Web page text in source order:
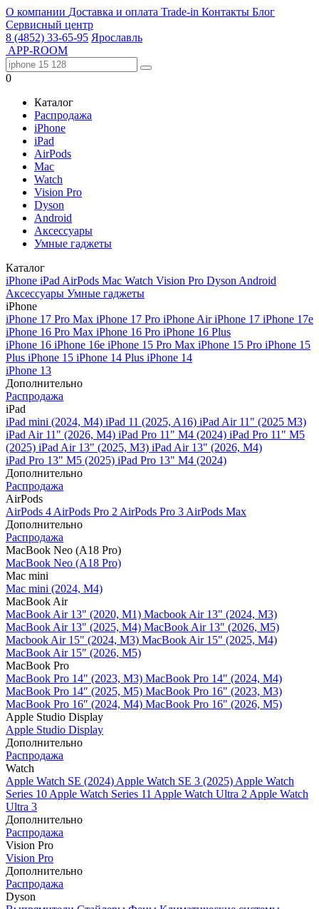
О компании Доставка и оплата Trade-in Контакты Блог
Сервисный центр
8 (4852) 33-65-95 Ярославль
APP-ROOM
0
Каталог
Распродажа
iPhone
iPad
AirPods
Mac
Watch
Vision Pro
Dyson
Android
Аксессуары
Умные гаджеты
Каталог
iPhone iPad AirPods Mac Watch Vision Pro Dyson Android
Аксессуары Умные гаджеты
iPhone
iPhone 17 Pro Max iPhone 17 Pro iPhone AiriPhone 17 iPhone 17e
iPhone 16 Pro Max iPhone 16 Pro iPhone 16 Plus
iPhone 16 iPhone 16e iPhone 15 Pro Max iPhone 15 Pro iPhone 15
Plus iPhone 15 iPhone 14 Plus iPhone 14
iPhone 13
Дополнительно
Распродажа
iPad
iPad mini (2024, M4) iPad 11 (2025, A16) iPad Air 11" (2025 M3)
iPad Air 11" (2026, M4) iPad Pro 11" M4 (2024) iPad Pro 11" M5
(2025) iPad Air 13" (2025, M3) iPad Air 13" (2026, M4)
iPad Pro 13" M5 (2025) iPad Pro 13" M4 (2024)
Дополнительно
Распродажа
AirPods
AirPods 4 AirPods Pro 2 AirPods Pro 3 AirPods Max
Дополнительно
Распродажа
MacBook Neo (A18 Pro)
MacBook Neo (A18 Pro)
Mac mini
Mac mini (2024, M4)
MacBook Air
MacBook Air 13" (2020, M1) Macbook Air 13" (2024, M3)
MacBook Air 13" (2025, M4) MacBook Air 13″ (2026, M5)
Macbook Air 15" (2024, M3) MacBook Air 15" (2025, M4)
MacBook Air 15″ (2026, M5)
MacBook Pro
MacBook Pro 14" (2023, M3) MacBook Pro 14″ (2024, M4)
MacBook Pro 14″ (2025, M5) MacBook Pro 16" (2023, M3)
MacBook Pro 16″ (2024, M4) MacBook Pro 16" (2026, M5)
Apple Studio Display
Apple Studio Display
Дополнительно
Распродажа
Watch
Apple Watch SE (2024) Apple Watch SE 3 (2025) Apple Watch
Series 10 Apple Watch Series 11 Apple Watch Ultra 2 Apple Watch
Ultra 3
Дополнительно
Распродажа
Vision Pro
Vision Pro
Дополнительно
Распродажа
Dyson